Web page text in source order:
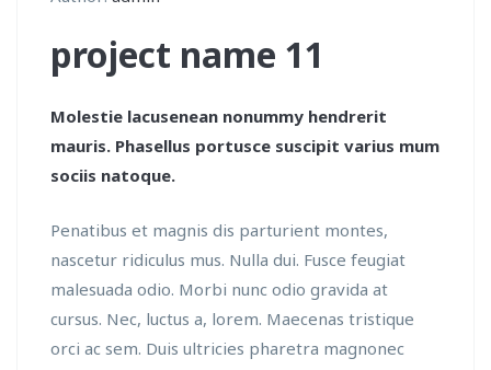
project name 11
Molestie lacusenean nonummy hendrerit
mauris. Phasellus portusce suscipit varius mum
sociis natoque.
Penatibus et magnis dis parturient montes,
nascetur ridiculus mus. Nulla dui. Fusce feugiat
malesuada odio. Morbi nunc odio gravida at
cursus. Nec, luctus a, lorem. Maecenas tristique
orci ac sem. Duis ultricies pharetra magnonec